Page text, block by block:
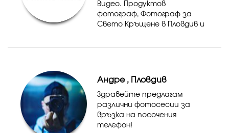
Видео. Продуктов
фотограф, Фотограф за
Свето Кръщене в Пловдив и
сме сигурни, че ще получите
каче...
Андре , Пловдив
Здравейте предлагам
различни фотосесии за
връзка на посочения
телефон!